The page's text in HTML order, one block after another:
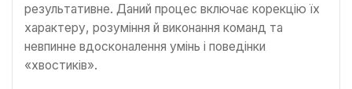
результативне. Даний процес включає корекцію їх
характеру, розуміння й виконання команд та
невпинне вдосконалення умінь і поведінки
«хвостиків».